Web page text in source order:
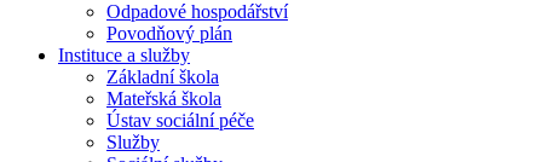
Odpadové hospodářství
Povodňový plán
Instituce a služby
Základní škola
Mateřská škola
Ústav sociální péče
Služby